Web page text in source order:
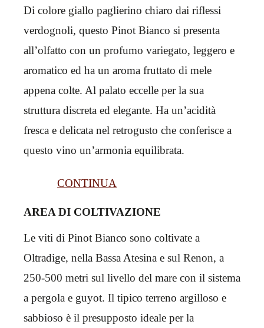
Di colore giallo paglierino chiaro dai riflessi
verdognoli, questo Pinot Bianco si presenta
all’olfatto con un profumo variegato, leggero e
aromatico ed ha un aroma fruttato di mele
appena colte. Al palato eccelle per la sua
struttura discreta ed elegante. Ha un’acidità
fresca e delicata nel retrogusto che conferisce a
questo vino un’armonia equilibrata.
CONTINUA
AREA DI COLTIVAZIONE
Le viti di Pinot Bianco sono coltivate a
Oltradige, nella Bassa Atesina e sul Renon, a
250-500 metri sul livello del mare con il sistema
a pergola e guyot. Il tipico terreno argilloso e
sabbioso è il presupposto ideale per la